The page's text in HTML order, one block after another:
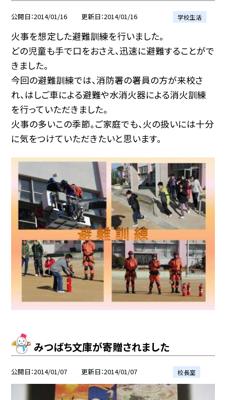
公開日 2014/01/16 更新日 2014/01/16 学校生活
火事を想定した避難訓練を行いました。
どの児童も手で口をおさえ、迅速に避難することがで
きました。
今回の避難訓練では、消防署の署員の方が来校さ
れ、はしご車による避難や水消火器による消火訓練
を行っていただきました。
火事の多いこの季節。ご家庭でも、火の扱いには十分
に気をつけていただきたいと思います。
みつばち文庫が寄贈されました
公開日 2014/01/07 更新日 2014/01/07 校長室